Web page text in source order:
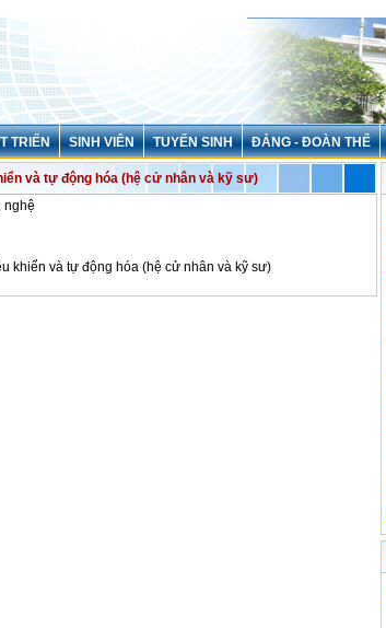
TRIỂN SINH VIÊN TUYỂN SINH ĐẢNG - ĐOÀN THỂ
và tự động hóa (hệ cử nhân và kỹ sư)
nghệ
khiển và tự động hóa (hệ cử nhân và kỹ sư)